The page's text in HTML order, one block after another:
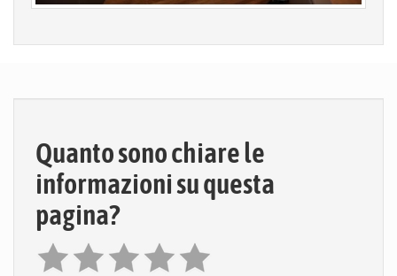
Quanto sono chiare le
informazioni su questa
pagina?